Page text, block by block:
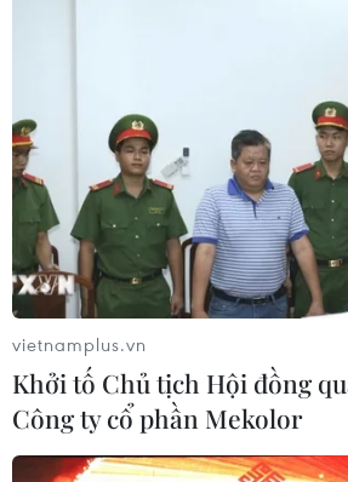
vietnamplus.vn
Khởi tố Chủ tịch Hội đồng
Công ty cổ phần Mekolor